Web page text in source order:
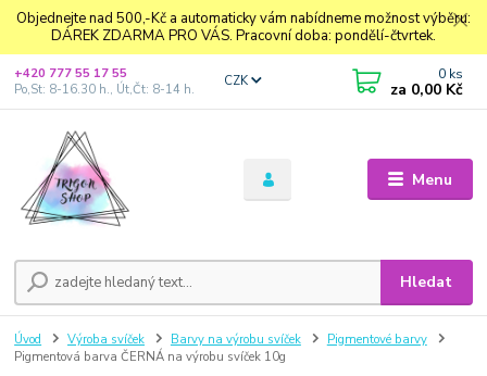
Objednejte nad 500,-Kč a automaticky vám nabídneme možnost výběru:
DÁREK ZDARMA PRO VÁS. Pracovní doba: pondělí-čtvrtek.
Menu
CZK
Hledat
+420 777 55 17 55
Po,St: 8-16.30 h., Út,Čt: 8-14 h.
0 ks
za 0,00 Kč
Úvod Výroba svíček Barvy na výrobu svíček
Pigmentové barvy
Pigmentová barva ČERNÁ na výrobu svíček 10g